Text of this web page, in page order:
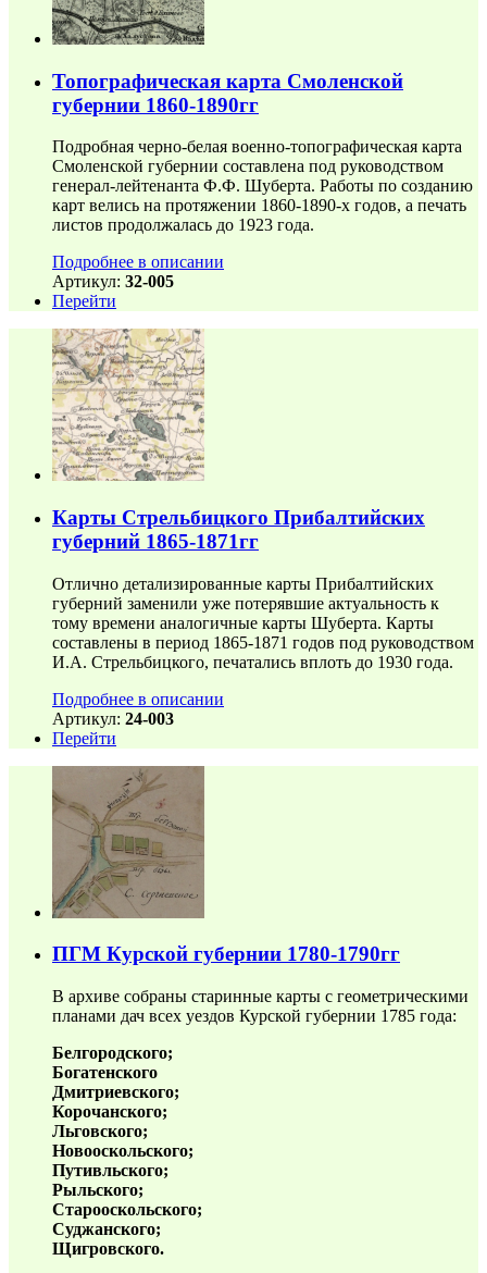
Топографическая карта Смоленской
губернии 1860-1890гг
Подробная черно-белая военно-топографическая карта
Смоленской губернии составлена под руководством
генерал-лейтенанта Ф.Ф. Шуберта. Работы по созданию
карт велись на протяжении 1860-1890-х годов, а печать
листов продолжалась до 1923 года.
Подробнее в описании
Артикул: 32-005
Перейти
Карты Стрельбицкого Прибалтийских
губерний 1865-1871гг
Отлично детализированные карты Прибалтийских
губерний заменили уже потерявшие актуальность к
тому времени аналогичные карты Шуберта. Карты
составлены в период 1865-1871 годов под руководством
И.А. Стрельбицкого, печатались вплоть до 1930 года.
Подробнее в описании
Артикул: 24-003
Перейти
ПГМ Курской губернии 1780-1790гг
В архиве собраны старинные карты с геометрическими
планами дач всех уездов Курской губернии 1785 года:
Белгородского;
Богатенского
Дмитриевского;
Корочанского;
Льговского;
Новооскольского;
Путивльского;
Рыльского;
Старооскольского;
Суджанского;
Щигровского.